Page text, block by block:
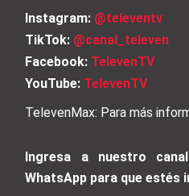
Instagram: @televentv
TikTok: @canal_televen
Facebook: TelevenTV
YouTube: TelevenTV
TelevenMax: Para más
Ingresa a nuestro
WhatsApp para que estés